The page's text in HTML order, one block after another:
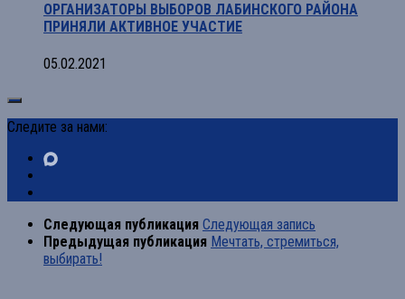
ОРГАНИЗАТОРЫ ВЫБОРОВ ЛАБИНСКОГО РАЙОНА
ПРИНЯЛИ АКТИВНОЕ УЧАСТИЕ
05.02.2021
Следите за нами:
Следующая публикация Следующая запись
Предыдущая публикация Мечтать, стремиться,
выбирать!